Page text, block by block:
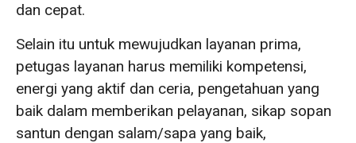
dan cepat.
Selain itu untuk mewujudkan layanan prima,
petugas layanan harus memiliki kompetensi,
energi yang aktif dan ceria, pengetahuan yang
baik dalam memberikan pelayanan, sikap sopan
santun dengan salam/sapa yang baik,